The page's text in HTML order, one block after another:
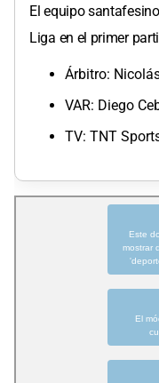
El equipo
Liga en el primer
Árbitro:
VAR: Diego
TV: TNT